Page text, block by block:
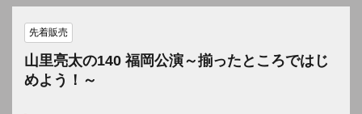
先着販売
山里亮太の140 福岡公演～揃ったところではじ
めよう！～